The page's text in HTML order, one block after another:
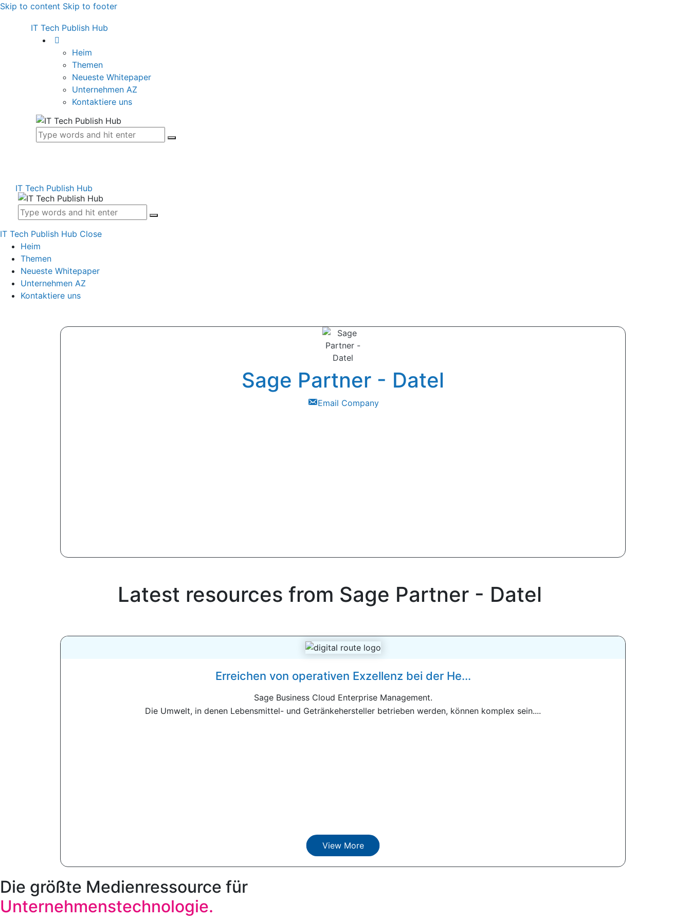
Skip to content Skip to footer
IT Tech Publish Hub
Heim
Themen
Neueste Whitepaper
Unternehmen AZ
Kontaktiere uns
IT Tech Publish Hub
IT Tech Publish Hub Close
Heim
Themen
Neueste Whitepaper
Unternehmen AZ
Kontaktiere uns
Sage Partner - Datel
Email Company
Latest resources from Sage Partner - Datel
Erreichen von operativen Exzellenz bei der He...
Sage Business Cloud Enterprise Management.
Die Umwelt, in denen Lebensmittel- und Getränkehersteller betrieben werden, können komplex sein....
View More
Die größte Medienressource für
Unternehmenstechnologie.